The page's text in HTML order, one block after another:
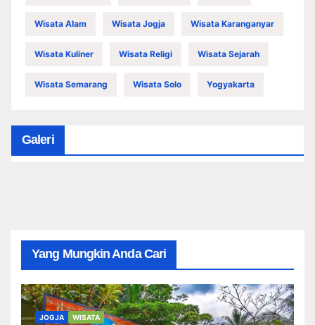
Wisata Alam Wisata Jogja Wisata Karanganyar
Wisata Kuliner Wisata Religi Wisata Sejarah
Wisata Semarang Wisata Solo Yogyakarta
Galeri
Yang Mungkin Anda Cari
JOGJA WISATA